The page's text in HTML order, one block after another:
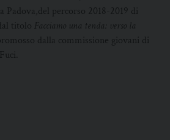
Padova,del percorso 2018-2019 di
titolo Facciamo una tenda: verso la
dalla commissione giovani di